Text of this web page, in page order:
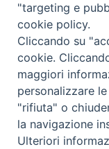
GALLERIE
GALLERIE
"targeting e
cookie policy.
Cliccando su
cookie.
maggiori
personalizzare
"rifiuta" o
la navigazione
Ulteriori